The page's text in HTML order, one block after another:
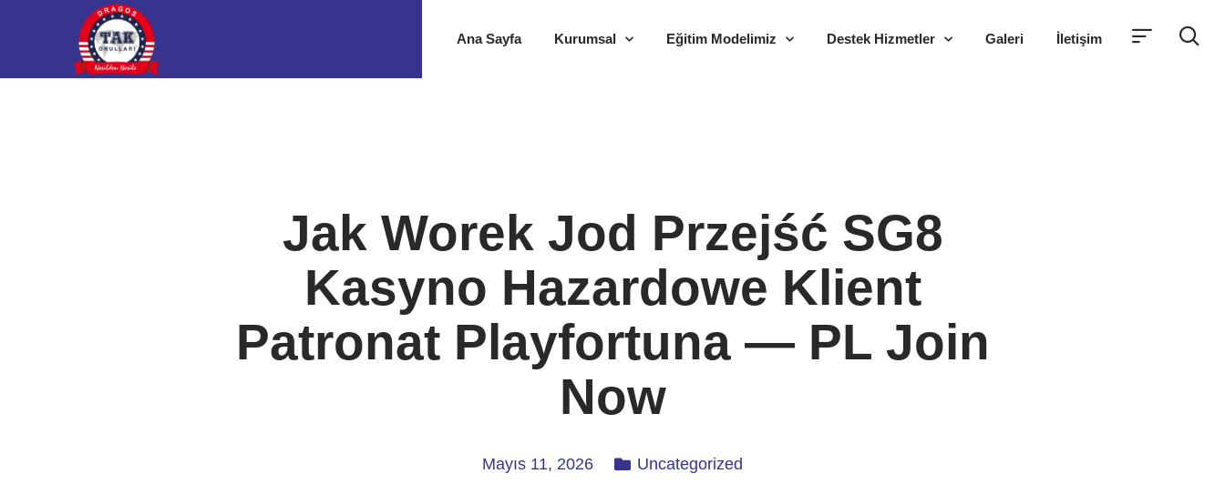
Ana Sayfa Kurumsal Eğitim Modelimiz Destek Hizmetler Galeri İletişim
Jak Worek Jod Przejść SG8
Kasyno Hazardowe Klient
Patronat Playfortuna — PL Join
Now
Mayıs 11, 2026 Uncategorized